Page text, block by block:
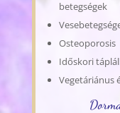
betegségek
Osteoporosis
Időskori
Vegetáriánus